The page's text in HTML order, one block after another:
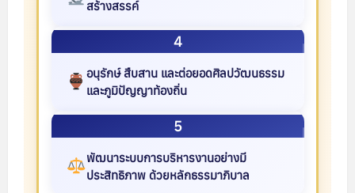
สร้างสรรค์
4
อนุรักษ์ สืบสาน และต่อยอดศิลปวัฒนธรรม
และภูมิปัญญาท้องถิ่น
5
พัฒนาระบบการบริหารงานอย่างมี
ประสิทธิภาพ ด้วยหลักธรรมาภิบาล